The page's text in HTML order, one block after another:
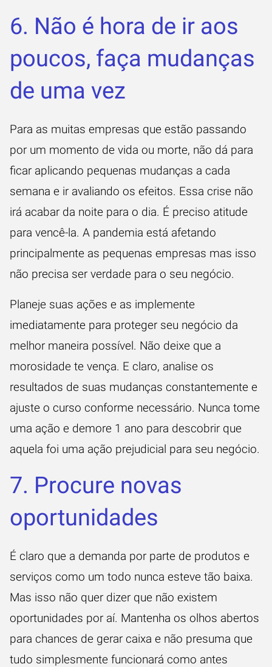
6. Não é hora de ir aos
poucos, faça mudanças
de uma vez
Para as muitas empresas que estão passando
por um momento de vida ou morte, não dá para
ficar aplicando pequenas mudanças a cada
semana e ir avaliando os efeitos. Essa crise não
irá acabar da noite para o dia. É preciso atitude
para vencê-la. A pandemia está afetando
principalmente as pequenas empresas mas isso
não precisa ser verdade para o seu negócio.
Planeje suas ações e as implemente
imediatamente para proteger seu negócio da
melhor maneira possível. Não deixe que a
morosidade te vença. E claro, analise os
resultados de suas mudanças constantemente e
ajuste o curso conforme necessário. Nunca tome
uma ação e demore 1 ano para descobrir que
aquela foi uma ação prejudicial para seu negócio.
7. Procure novas
oportunidades
É claro que a demanda por parte de produtos e
serviços como um todo nunca esteve tão baixa.
Mas isso não quer dizer que não existem
oportunidades por aí. Mantenha os olhos abertos
para chances de gerar caixa e não presuma que
tudo simplesmente funcionará como antes